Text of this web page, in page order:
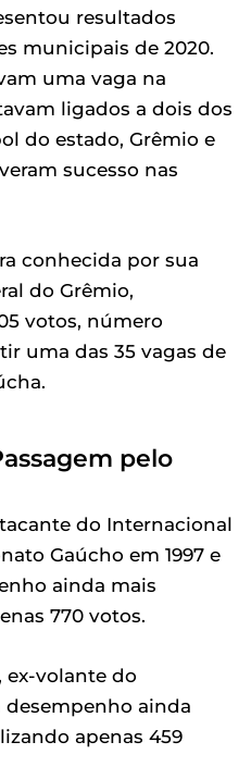
resultados
municipais de 2020.
uma vaga na
ligados a dois dos
do estado, Grêmio e
sucesso nas
conhecida por sua
do Grêmio,
votos, número
uma das 35 vagas de
pelo
do Internacional
Gaúcho em 1997 e
ainda mais
770 votos.
ex-volante do
ainda
apenas 459